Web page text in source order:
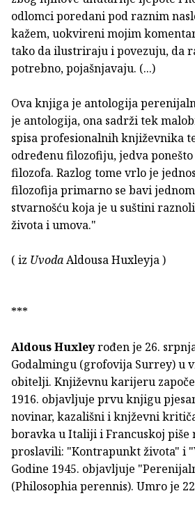
odlomci poredani pod raznim
kažem, uokvireni mojim
tako da ilustriraju i povezuju, da
potrebno, pojašnjavaju. (...)
Ova knjiga je antologija
je antologija, ona sadrži tek
spisa profesionalnih književnika
određenu filozofiju, jedva
filozofa. Razlog tome vrlo je
filozofija primarno se bavi
stvarnošću koja je u suštini
života i umova."
( iz UvodaAldousa Huxleyja )
***
Aldous Huxleyrođen je 26.
Godalmingu (grofovija Surrey) u
obitelji. Književnu karijeru
1916. objavljuje prvu knjigu
novinar, kazališni i knjževni
boravka u Italiji i Francuskoj piše
proslavili: "Kontrapunkt života" i
Godine 1945. objavljuje
(Philosophia perennis). Umro je